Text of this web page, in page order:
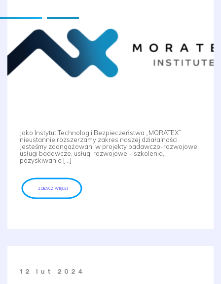
Jako Instytut Technologii Bezpieczeństwa „MORATEX”
nieustannie rozszerzamy zakres naszej działalności.
Jesteśmy zaangażowani w projekty badawczo-rozwojowe,
usługi badawcze, usługi rozwojowe – szkolenia,
pozyskiwanie […]
ZOBACZ WIĘCEJ
12 lut 2024